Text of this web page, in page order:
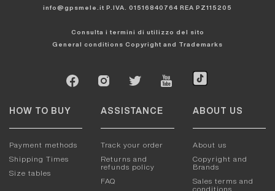
info@gpsmele.it P.IVA. 01516840764 REA PZ115205
Consulta i termini di utilizzo del sito
General conditions Copyright and Trademarks
HOW TO BUY
Payment methods
Shipping Times
Size tables
ASSISTANCE
Track your order
Returns and
refunds policy
FAQ
ABOUT US
About us
Copyright and
Brands
Sales terms and
conditions